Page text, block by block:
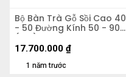
Bộ Bàn Trà Gỗ Sồi Cao 40
- 50 Đường Kính 50 - 90
(cm)
1 năm trước
17.700.000 ₫